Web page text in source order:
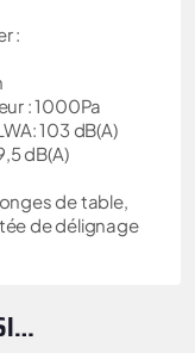
:
: 1000Pa
103 dB(A)
dB(A)
de table,
de délignage